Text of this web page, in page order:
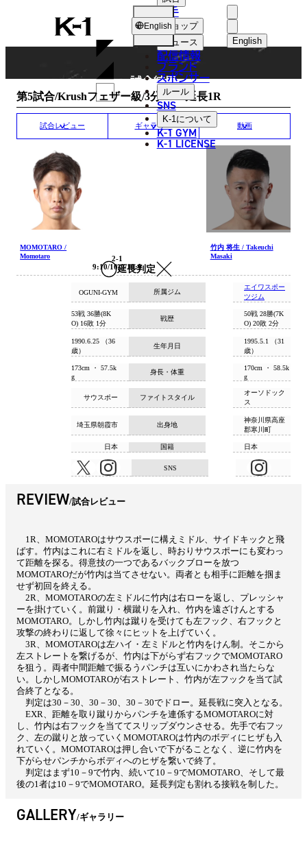
K-
1
English
한국어
中文（简体
中文（繁體
العربية
選手
ショップ
ニュース
配信情報
ブランド
スポンサー
ルール
SNS
K-1について
K-1 GYM
K-1 LICENSE
English
MATCH RESULT
試合結果
第5試合/Krushフェザー級/3分3R・延長1R
試合レビュー ギャラリー 動画
MOMOTARO /
Momotaro
延長判定
2-1
9:10/10:9/10:9
竹内 将生 / Takeuchi
Masaki
所属ジム
OGUNI-GYM
エイワスポー
ツジム
戦歴
53戦 36勝(8K
O) 16敗 1分
50戦 28勝(7K
O) 20敗 2分
生年月日
1990.6.25 （36
歳）
1995.5.1 （31
歳）
身長・体重
173cm ・ 57.5k
g
170cm ・ 58.5k
g
ファイトスタイル
サウスポー
オーソドック
ス
出身地
埼玉県朝霞市
神奈川県高座
郡寒川町
国籍
日本 日本
SNS
REVIEW 試合レビュー
1R、MOMOTAROはサウスポーに構えミドル、サイドキックと飛
ばす。竹内はこれに右ミドルを返し、時おりサウスポーにも変わっ
て距離を探る。得意技の一つであるバックブローを放つ
MOMOTAROだが竹内は当てさせない。両者とも相手に距離を掴ま
せず初回を終える。
2R、MOMOTAROの左ミドルに竹内は右ローを返し、プレッシャ
ーを掛けていく。前蹴り・横蹴りを入れ、竹内を遠ざけんとする
MOMOTARO。しかし竹内は蹴りを受けても左フック、右フックと
攻撃の終わりに返して徐々にヒットを上げていく。
3R、MOMOTAROは左ハイ・左ミドルと竹内をけん制。そこから
左ストレートを繋げるが、竹内は下がらず右フックでMOMOTARO
を狙う。両者中間距離で振るうパンチは互いにかわされ当たらな
い。しかしMOMOTAROが右ストレート、竹内が左フックを当て試
合終了となる。
判定は30－30、30－30、30－30でドロー。延長戦に突入となる。
EXR、距離を取り蹴りからパンチを連係するMOMOTAROに対
し、竹内は右フックを当ててスリップダウンさせる。先手で右フッ
ク、左の蹴りと放っていくMOMOTAROは竹内のボディにヒザも入
れていく。MOMOTAROは押し合いで下がることなく、逆に竹内を
下がらせパンチからボディへのヒザを繋いで終了。
判定はまず10－9で竹内、続いて10－9でMOMOTARO、そして最
後の1者は10－9でMOMOTARO。延長判定も割れる接戦を制した。
GALLERY ギャラリー